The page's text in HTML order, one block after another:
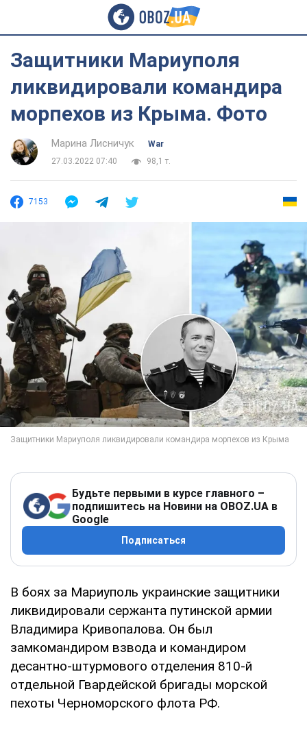
Защитники Мариуполя
ликвидировали командира
морпехов из Крыма. Фото
Марина Лисничук
War
27.03.2022 07:40
98,1 т.
7153
Будьте первыми в курсе главного –
подпишитесь на Новини на OBOZ.UA в
Google
Подписаться
В боях за Мариуполь украинские защитники
ликвидировали сержанта путинской армии
Владимира Кривопалова. Он был
замкомандиром взвода и командиром
десантно-штурмового отделения 810-й
отдельной Гвардейской бригады морской
пехоты Черноморского флота РФ.